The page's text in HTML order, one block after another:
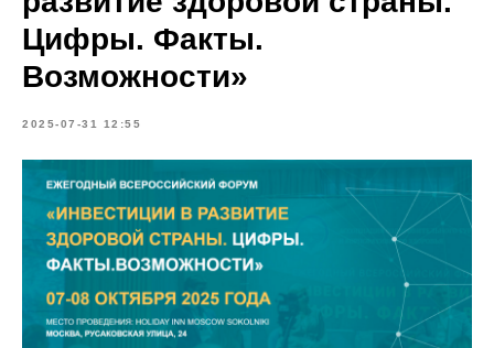
Цифры. Факты.
Возможности»
2025-07-31 12:55